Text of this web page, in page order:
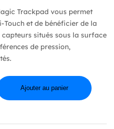
Trackpad vous permet
Touch et de bénéficier de la
capteurs situés sous la surface
de pression,
Ajouter au panier